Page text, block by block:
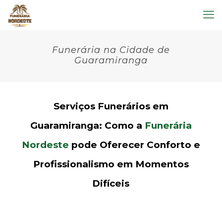
Funerária na Cidade de
Guaramiranga
Serviços Funerários em
Guaramiranga: Como a Funerária
Nordeste pode Oferecer Conforto e
Profissionalismo em Momentos
Difíceis